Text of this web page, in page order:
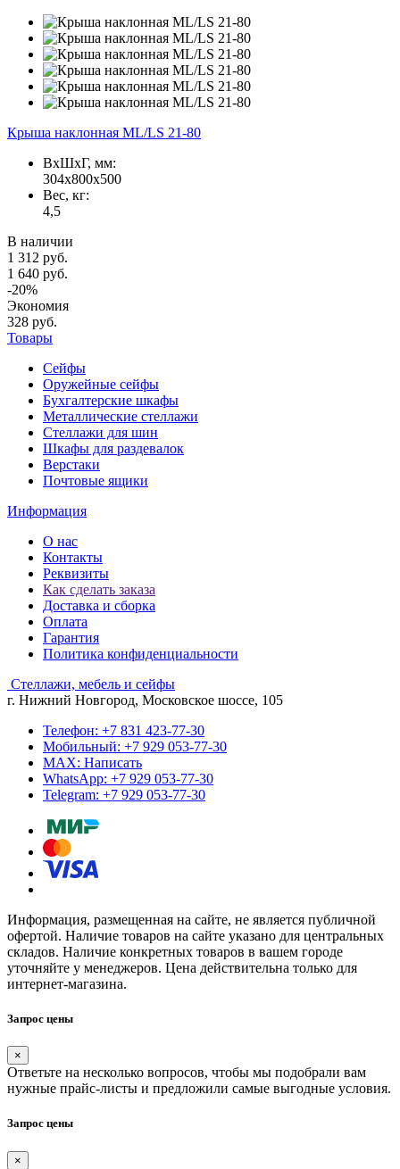
Крыша наклонная ML/LS 21-80
ВxШxГ, мм:
304x800x500
Вес, кг:
4,5
В наличии
1 312 руб.
1 640 руб.
-20%
Экономия
328 руб.
Товары
Сейфы
Оружейные сейфы
Бухгалтерские шкафы
Металлические стеллажи
Стеллажи для шин
Шкафы для раздевалок
Верстаки
Почтовые ящики
Информация
О нас
Контакты
Реквизиты
Как сделать заказа
Доставка и сборка
Оплата
Гарантия
Политика конфиденциальности
Стеллажи, мебель и сейфы
г. Нижний Новгород, Московское шоссе, 105
Телефон: +7 831 423-77-30
Мобильный: +7 929 053-77-30
MAX: Написать
WhatsApp: +7 929 053-77-30
Telegram: +7 929 053-77-30
Информация, размещенная на сайте, не является публичной
офертой. Наличие товаров на сайте указано для центральных
складов. Наличие конкретных товаров в вашем городе
уточняйте у менеджеров. Цена действительна только для
интернет-магазина.
Запрос цены
×
Ответьте на несколько вопросов, чтобы мы подобрали вам
нужные прайс-листы и предложили самые выгодные условия.
Запрос цены
×